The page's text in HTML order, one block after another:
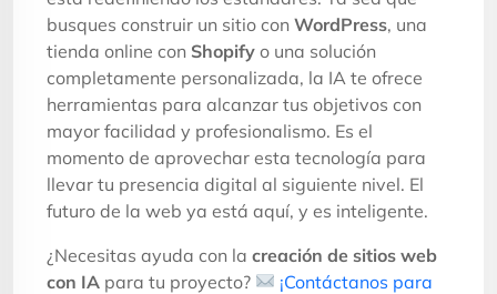
busques construir un sitio con WordPress, una
tienda online con Shopify o una solución
completamente personalizada, la IA te ofrece
herramientas para alcanzar tus objetivos con
mayor facilidad y profesionalismo. Es el
momento de aprovechar esta tecnología para
llevar tu presencia digital al siguiente nivel. El
futuro de la web ya está aquí, y es inteligente.
¿Necesitas ayuda con la creación de sitios web
con IA para tu proyecto?
¡Contáctanos para